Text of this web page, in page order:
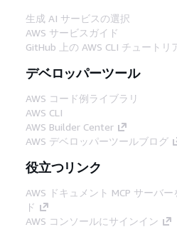
生成 AI サービスの選択
AWS サービスガイド
GitHub 上の AWS CLI チュートリ
デベロッパーツール
AWS コード例ライブラリ
AWS CLI
AWS Builder Center
AWS デベロッパーツールブログ
役立つリンク
AWS ドキュメント MCP サーバ
ド
AWS コンソールにサインイン